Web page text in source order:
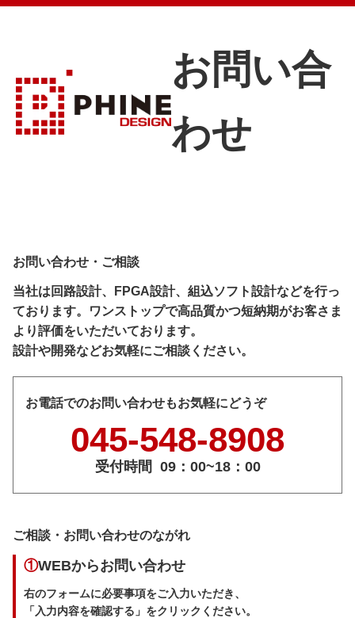
お問い合
わせ
お問い合わせ・ご相談
当社は回路設計、FPGA設計、組込ソフト設計などを行っ
ております。ワンストップで高品質かつ短納期がお客さま
より評価をいただいております。
設計や開発などお気軽にご相談ください。
お電話でのお問い合わせもお気軽にどうぞ
045-548-8908
受付時間 09：00~18：00
ご相談・お問い合わせのながれ
①WEBからお問い合わせ
右のフォームに必要事項をご入力いただき、
「入力内容を確認する」をクリックください。